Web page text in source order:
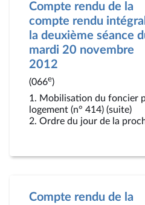
Compte rendu de la
compte rendu
la deuxième séance
mardi 20 novembre
2012
(066e)
1. Mobilisation du foncier
logement (n° 414) (suite)
2. Ordre du jour de la
Compte rendu de la